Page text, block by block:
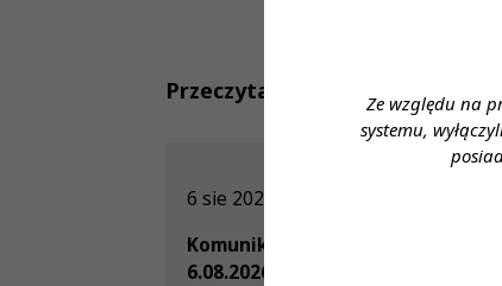
Ze względu na
systemu,
Przeczytaj również
6 sie 2026
Komunikat Prezes KRDL z dnia
6.08.2026